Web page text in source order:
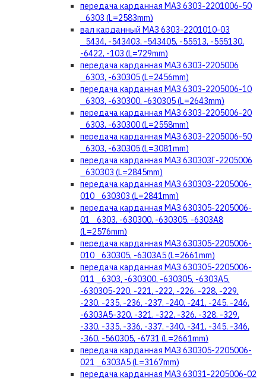
передача карданная МАЗ 6303-2201006-50
_6303 (L=2583mm)
вал карданный МАЗ 6303-2201010-03
_5434, -543403, -543405, -55513, -555130,
-6422, -103 (L=729mm)
передача карданная МАЗ 6303-2205006
_6303, -630305 (L=2456mm)
передача карданная МАЗ 6303-2205006-10
_6303, -630300, -630305 (L=2643mm)
передача карданная МАЗ 6303-2205006-20
_6303, -630300 (L=2558mm)
передача карданная МАЗ 6303-2205006-50
_6303, -630305 (L=3081mm)
передача карданная МАЗ 630303Г-2205006
_630303 (L=2845mm)
передача карданная МАЗ 630303-2205006-
010 _630303 (L=2841mm)
передача карданная МАЗ 630305-2205006-
01 _6303, -630300, -630305, -6303А8
(L=2576mm)
передача карданная МАЗ 630305-2205006-
010 _630305, -6303А5 (L=2661mm)
передача карданная МАЗ 630305-2205006-
011 _6303, -630300, -630305, -6303А5,
-630305-220, -221, -222, -226, -228, -229,
-230, -235, -236, -237, -240, -241, -245, -246,
-6303А5-320, -321, -322, -326, -328, -329,
-330, -335, -336, -337, -340, -341, -345, -346,
-360, -560305, -6731 (L=2661mm)
передача карданная МАЗ 630305-2205006-
021 _6303А5 (L=3167mm)
передача карданная МАЗ 63031-2205006-02